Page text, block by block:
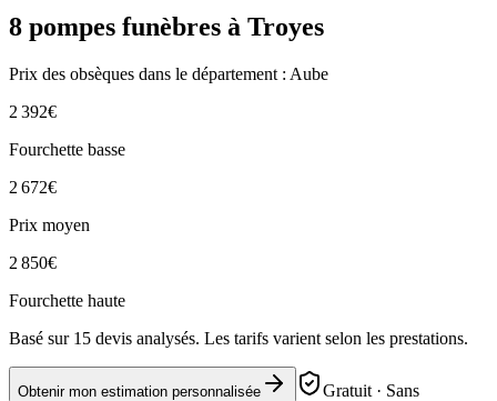
8 pompes funèbres à Troyes
Prix des obsèques dans le département : Aube
2 392€
Fourchette basse
2 672€
Prix moyen
2 850€
Fourchette haute
Basé sur 15 devis analysés. Les tarifs varient selon les prestations.
Obtenir mon estimation personnalisée
Gratuit · Sans